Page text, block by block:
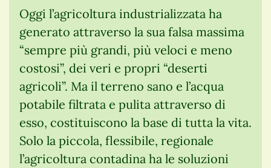
Oggi l’agricoltura industrializzata ha
generato attraverso la sua falsa massima
“sempre più grandi, più veloci e meno
costosi”, dei veri e propri “deserti
agricoli”. Ma il terreno sano e l’acqua
potabile filtrata e pulita attraverso di
esso, costituiscono la base di tutta la vita.
Solo la piccola, flessibile, regionale
l’agricoltura contadina ha le soluzioni